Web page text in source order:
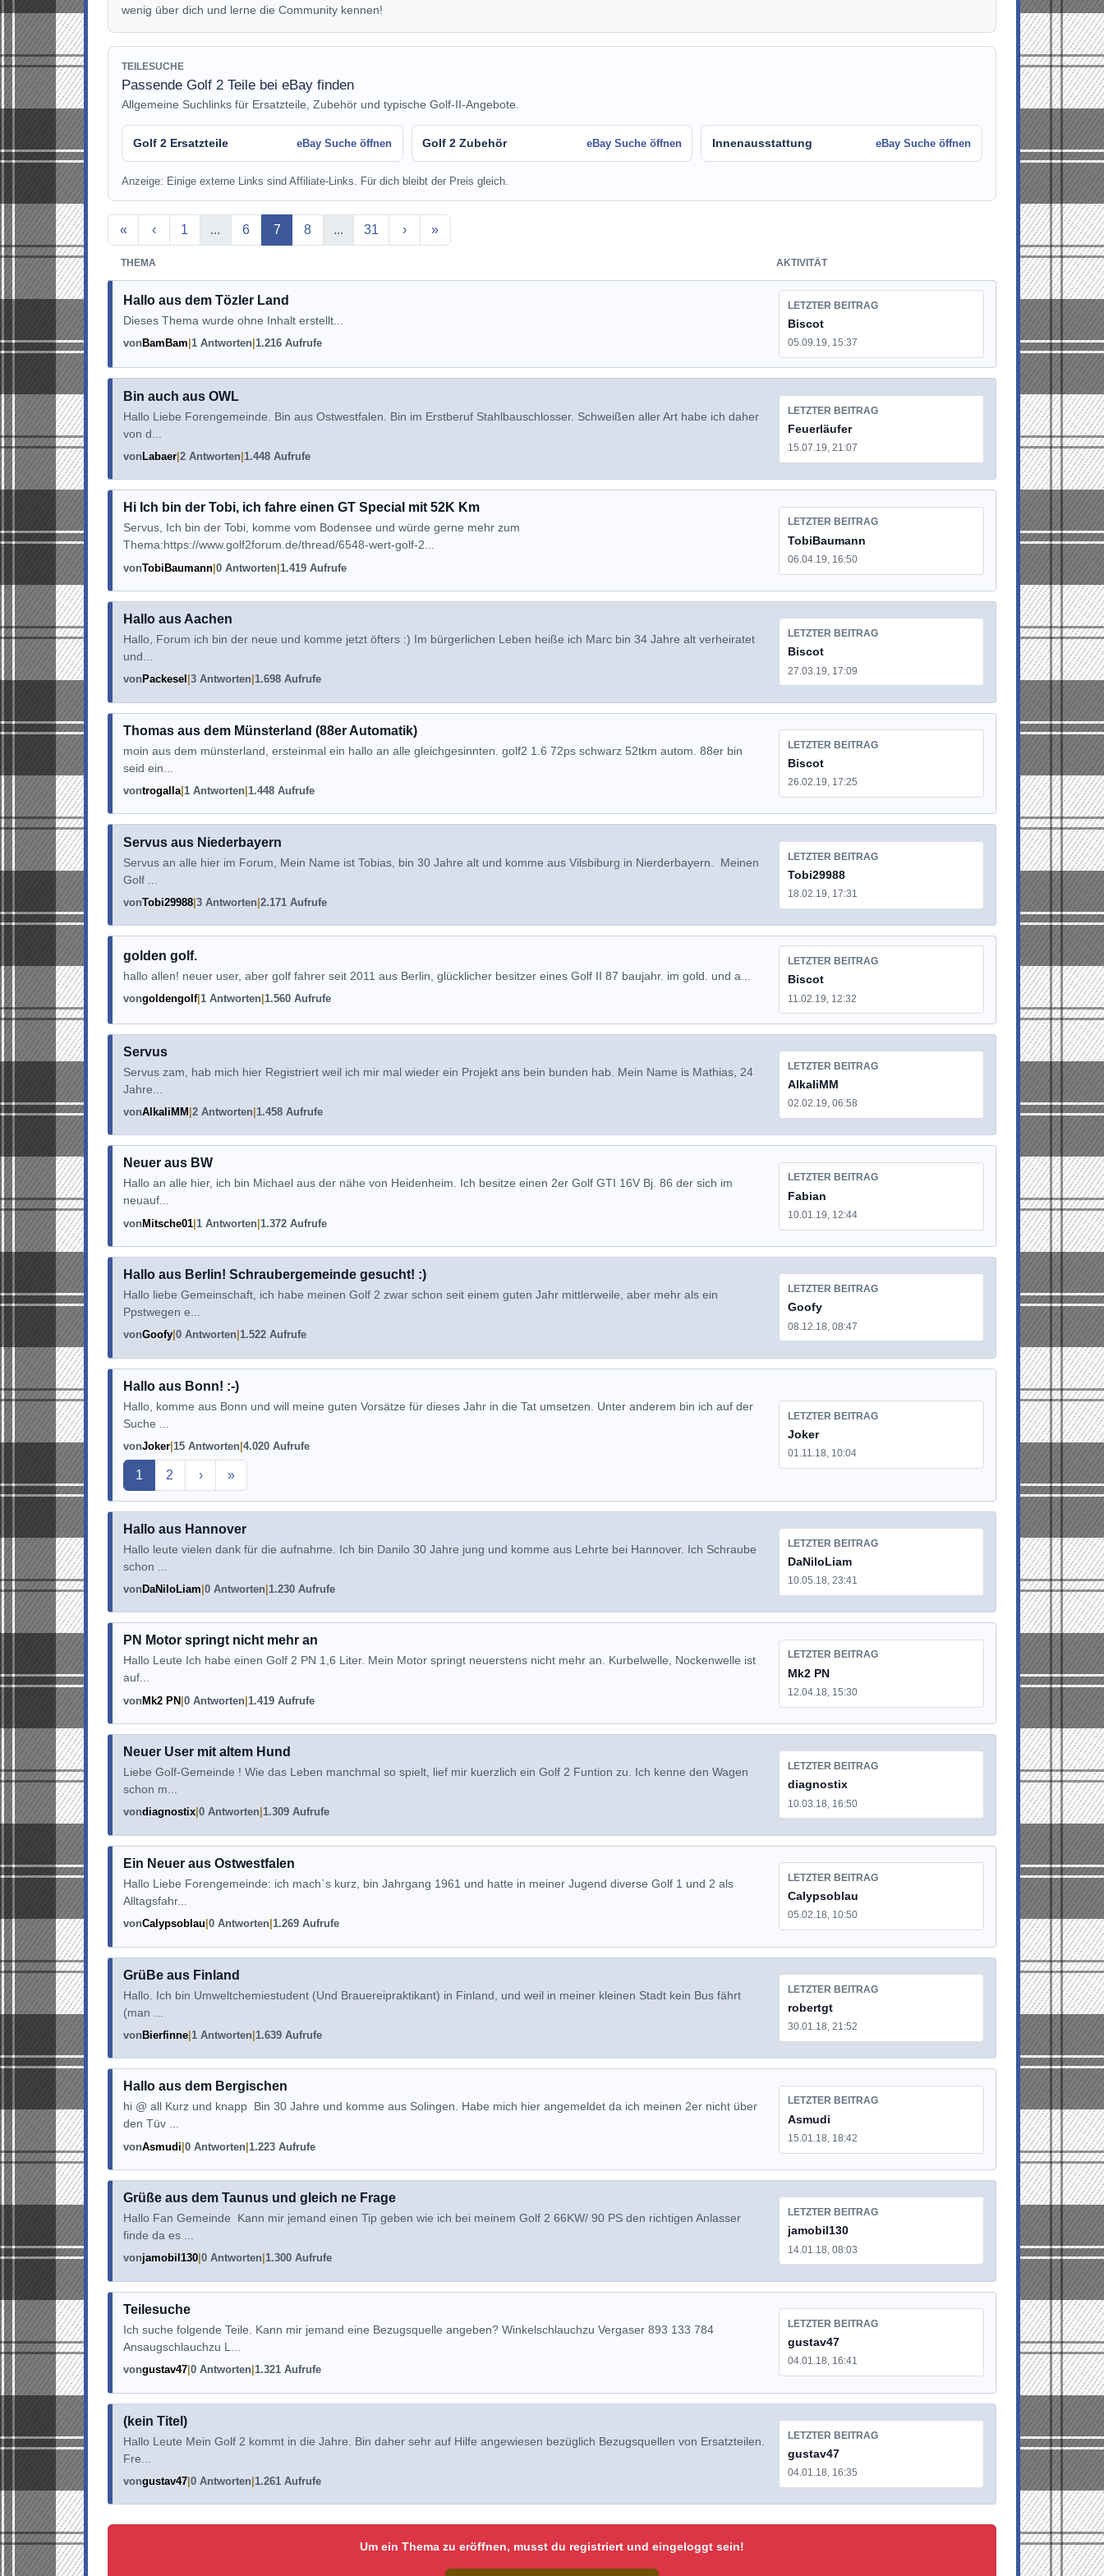
wenig über dich und lerne die Community kennen!
TEILESUCHE
Passende Golf 2 Teile bei eBay finden
Allgemeine Suchlinks für Ersatzteile, Zubehör und typische Golf-II-Angebote.
Golf 2 Ersatzteile eBay Suche öffnen Golf 2 Zubehör eBay Suche öffnen Innenausstattung eBay Suche öffnen
Anzeige: Einige externe Links sind Affiliate-Links. Für dich bleibt der Preis gleich.
« ‹ 1 ... 6 Aktuelle Seite
7 8 ... 31 › »
THEMA AKTIVITÄT
Hallo aus dem Tözler Land
Dieses Thema wurde ohne Inhalt erstellt...
vonBamBam 1 Antworten 1.216 Aufrufe
LETZTER BEITRAG
Biscot
05.09.19, 15:37
Bin auch aus OWL
Hallo Liebe Forengemeinde. Bin aus Ostwestfalen. Bin im Erstberuf Stahlbauschlosser. Schweißen aller Art habe ich daher
von d...
von Labaer 2 Antworten 1.448 Aufrufe
LETZTER BEITRAG
Feuerläufer
15.07.19, 21:07
Hi Ich bin der Tobi, ich fahre einen GT Special mit 52K Km
Servus, Ich bin der Tobi, komme vom Bodensee und würde gerne mehr zum
Thema:https://www.golf2forum.de/thread/6548-wert-golf-2...
vonTobiBaumann 0 Antworten 1.419 Aufrufe
LETZTER BEITRAG
TobiBaumann
06.04.19, 16:50
Hallo aus Aachen
Hallo, Forum ich bin der neue und komme jetzt öfters :) Im bürgerlichen Leben heiße ich Marc bin 34 Jahre alt verheiratet
und...
von Packesel 3 Antworten 1.698 Aufrufe
LETZTER BEITRAG
Biscot
27.03.19, 17:09
Thomas aus dem Münsterland (88er Automatik)
moin aus dem münsterland, ersteinmal ein hallo an alle gleichgesinnten. golf2 1.6 72ps schwarz 52tkm autom. 88er bin
seid ein...
vontrogalla 1 Antworten 1.448 Aufrufe
LETZTER BEITRAG
Biscot
26.02.19, 17:25
Servus aus Niederbayern
Servus an alle hier im Forum, Mein Name ist Tobias, bin 30 Jahre alt und komme aus Vilsbiburg in Nierderbayern. Meinen
Golf ...
vonTobi29988 3 Antworten 2.171 Aufrufe
LETZTER BEITRAG
Tobi29988
18.02.19, 17:31
golden golf.
hallo allen! neuer user, aber golf fahrer seit 2011 aus Berlin, glücklicher besitzer eines Golf II 87 baujahr. im gold. und a...
vongoldengolf 1 Antworten 1.560 Aufrufe
LETZTER BEITRAG
Biscot
11.02.19, 12:32
Servus
Servus zam, hab mich hier Registriert weil ich mir mal wieder ein Projekt ans bein bunden hab. Mein Name is Mathias, 24
Jahre...
vonAlkaliMM 2 Antworten 1.458 Aufrufe
LETZTER BEITRAG
AlkaliMM
02.02.19, 06:58
Neuer aus BW
Hallo an alle hier, ich bin Michael aus der nähe von Heidenheim. Ich besitze einen 2er Golf GTI 16V Bj. 86 der sich im
neuauf...
vonMitsche01 1 Antworten 1.372 Aufrufe
LETZTER BEITRAG
Fabian
10.01.19, 12:44
Hallo aus Berlin! Schraubergemeinde gesucht! :)
Hallo liebe Gemeinschaft, ich habe meinen Golf 2 zwar schon seit einem guten Jahr mittlerweile, aber mehr als ein
Ppstwegen e...
vonGoofy 0 Antworten 1.522 Aufrufe
LETZTER BEITRAG
Goofy
08.12.18, 08:47
Hallo aus Bonn! :-)
Hallo, komme aus Bonn und will meine guten Vorsätze für dieses Jahr in die Tat umsetzen. Unter anderem bin ich auf der
Suche ...
vonJoker 15 Antworten 4.020 Aufrufe
Aktuelle Seite
1 2 › »
LETZTER BEITRAG
Joker
01.11.18, 10:04
Hallo aus Hannover
Hallo leute vielen dank für die aufnahme. Ich bin Danilo 30 Jahre jung und komme aus Lehrte bei Hannover. Ich Schraube
schon ...
von DaNiloLiam 0 Antworten 1.230 Aufrufe
LETZTER BEITRAG
DaNiloLiam
10.05.18, 23:41
PN Motor springt nicht mehr an
Hallo Leute Ich habe einen Golf 2 PN 1,6 Liter. Mein Motor springt neuerstens nicht mehr an. Kurbelwelle, Nockenwelle ist
auf...
vonMk2 PN 0 Antworten 1.419 Aufrufe
LETZTER BEITRAG
Mk2 PN
12.04.18, 15:30
Neuer User mit altem Hund
Liebe Golf-Gemeinde ! Wie das Leben manchmal so spielt, lief mir kuerzlich ein Golf 2 Funtion zu. Ich kenne den Wagen
schon m...
vondiagnostix 0 Antworten 1.309 Aufrufe
LETZTER BEITRAG
diagnostix
10.03.18, 16:50
Ein Neuer aus Ostwestfalen
Hallo Liebe Forengemeinde: ich mach`s kurz, bin Jahrgang 1961 und hatte in meiner Jugend diverse Golf 1 und 2 als
Alltagsfahr...
vonCalypsoblau 0 Antworten 1.269 Aufrufe
LETZTER BEITRAG
Calypsoblau
05.02.18, 10:50
GrüBe aus Finland
Hallo. Ich bin Umweltchemiestudent (Und Brauereipraktikant) in Finland, und weil in meiner kleinen Stadt kein Bus fährt
(man ...
von Bierfinne 1 Antworten 1.639 Aufrufe
LETZTER BEITRAG
robertgt
30.01.18, 21:52
Hallo aus dem Bergischen
hi @ all Kurz und knapp Bin 30 Jahre und komme aus Solingen. Habe mich hier angemeldet da ich meinen 2er nicht über
den Tüv ...
vonAsmudi 0 Antworten 1.223 Aufrufe
LETZTER BEITRAG
Asmudi
15.01.18, 18:42
Grüße aus dem Taunus und gleich ne Frage
Hallo Fan Gemeinde Kann mir jemand einen Tip geben wie ich bei meinem Golf 2 66KW/ 90 PS den richtigen Anlasser
finde da es ...
vonjamobil130 0 Antworten 1.300 Aufrufe
LETZTER BEITRAG
jamobil130
14.01.18, 08:03
Teilesuche
Ich suche folgende Teile. Kann mir jemand eine Bezugsquelle angeben? Winkelschlauchzu Vergaser 893 133 784
Ansaugschlauchzu L...
vongustav47 0 Antworten 1.321 Aufrufe
LETZTER BEITRAG
gustav47
04.01.18, 16:41
(kein Titel)
Hallo Leute Mein Golf 2 kommt in die Jahre. Bin daher sehr auf Hilfe angewiesen bezüglich Bezugsquellen von Ersatzteilen.
Fre...
vongustav47 0 Antworten 1.261 Aufrufe
LETZTER BEITRAG
gustav47
04.01.18, 16:35
Um ein Thema zu eröffnen, musst du registriert und eingeloggt sein!